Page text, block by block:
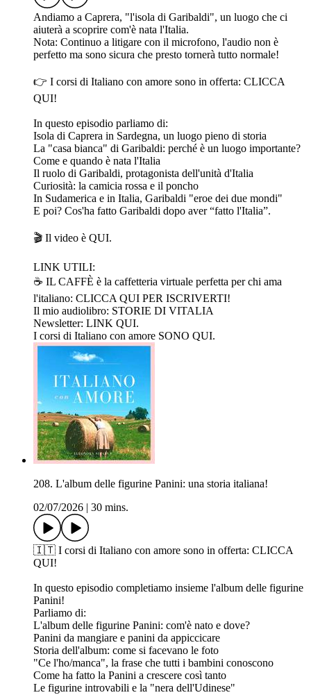
Andiamo a Caprera, "l'isola di Garibaldi", un luogo che ci
aiuterà a scoprire com'è nata l'Italia.
Nota: Continuo a litigare con il microfono, l'audio non è
perfetto ma sono sicura che presto tornerà tutto normale!
👉 I corsi di Italiano con amore sono in offerta: ⁠CLICCA
QUI!⁠
In questo episodio parliamo di:
Isola di Caprera in Sardegna, un luogo pieno di storia
La "casa bianca" di Garibaldi: perché è un luogo importante?
Come e quando è nata l'Italia
Il ruolo di Garibaldi, protagonista dell'unità d'Italia
Curiosità: la camicia rossa e il poncho
In Sudamerica e in Italia, Garibaldi "eroe dei due mondi"
E poi? Cos'ha fatto Garibaldi dopo aver “fatto l'Italia”.
🎬 Il video è⁠ ⁠⁠⁠⁠⁠⁠⁠⁠QUI.⁠⁠ ⁠
LINK UTILI:
☕️ IL CAFFÈ è la caffetteria virtuale perfetta per chi ama
l'italiano: ⁠⁠⁠⁠⁠⁠⁠⁠⁠⁠⁠⁠⁠⁠⁠⁠⁠⁠⁠⁠⁠⁠⁠⁠⁠⁠⁠⁠⁠⁠⁠⁠⁠⁠⁠CLICCA QUI PER ISCRIVERTI!⁠⁠⁠⁠⁠⁠⁠⁠⁠⁠⁠⁠⁠⁠⁠⁠⁠⁠
Il mio audiolibro: ⁠⁠⁠⁠⁠⁠⁠⁠⁠⁠⁠⁠⁠⁠⁠⁠⁠⁠⁠⁠⁠⁠⁠⁠⁠⁠⁠⁠⁠⁠⁠⁠⁠⁠⁠⁠STORIE DI VITALIA⁠⁠⁠⁠⁠⁠⁠⁠⁠⁠⁠⁠⁠⁠⁠⁠⁠⁠⁠⁠⁠⁠⁠⁠⁠⁠⁠⁠⁠⁠⁠⁠⁠⁠⁠⁠⁠⁠⁠⁠⁠⁠⁠⁠⁠⁠⁠⁠⁠⁠⁠⁠⁠⁠⁠⁠⁠⁠⁠⁠⁠⁠⁠⁠⁠⁠⁠⁠⁠⁠⁠⁠⁠⁠⁠⁠⁠⁠⁠⁠⁠⁠⁠⁠⁠⁠⁠⁠⁠⁠⁠⁠⁠⁠⁠⁠⁠⁠⁠⁠⁠⁠⁠⁠⁠⁠⁠⁠⁠⁠⁠⁠⁠⁠⁠⁠⁠⁠⁠⁠⁠⁠⁠⁠⁠⁠⁠⁠⁠⁠⁠⁠⁠⁠⁠⁠⁠⁠⁠⁠⁠⁠⁠⁠⁠⁠⁠⁠⁠⁠⁠⁠⁠⁠⁠⁠⁠⁠⁠⁠⁠⁠⁠⁠⁠⁠⁠⁠⁠⁠⁠⁠⁠⁠⁠⁠⁠⁠⁠⁠⁠⁠⁠⁠⁠⁠⁠⁠⁠⁠⁠⁠⁠⁠⁠⁠⁠⁠⁠⁠⁠⁠⁠⁠⁠⁠⁠⁠
Newsletter: ⁠⁠⁠⁠⁠⁠⁠⁠⁠⁠⁠⁠⁠⁠⁠⁠⁠⁠⁠⁠⁠⁠⁠⁠⁠⁠⁠⁠⁠⁠⁠⁠⁠⁠⁠⁠⁠⁠⁠⁠⁠⁠⁠⁠⁠⁠⁠⁠⁠⁠⁠⁠⁠⁠⁠⁠⁠⁠⁠⁠⁠⁠⁠⁠⁠⁠⁠⁠⁠⁠⁠⁠⁠⁠⁠⁠⁠⁠⁠⁠⁠⁠⁠⁠⁠⁠⁠⁠⁠⁠⁠⁠⁠⁠⁠⁠⁠⁠⁠⁠⁠⁠⁠⁠⁠⁠⁠⁠⁠⁠⁠⁠⁠⁠⁠⁠⁠⁠⁠⁠⁠⁠⁠⁠⁠⁠⁠⁠⁠⁠⁠⁠⁠⁠⁠⁠⁠⁠⁠⁠⁠⁠⁠⁠⁠⁠⁠⁠⁠⁠⁠⁠⁠⁠⁠⁠⁠⁠⁠⁠⁠⁠⁠⁠⁠⁠⁠⁠⁠⁠⁠⁠⁠⁠⁠⁠⁠⁠⁠⁠⁠⁠LINK QUI.⁠⁠⁠⁠⁠⁠⁠⁠⁠⁠⁠⁠⁠⁠⁠⁠⁠⁠⁠⁠⁠⁠⁠⁠⁠⁠⁠⁠⁠⁠⁠⁠
I corsi di Italiano con amore ⁠⁠⁠⁠⁠⁠⁠⁠⁠⁠⁠⁠⁠⁠⁠⁠⁠⁠⁠⁠⁠⁠⁠⁠⁠⁠⁠⁠⁠⁠⁠⁠⁠⁠⁠⁠⁠⁠⁠⁠⁠⁠⁠⁠⁠⁠⁠⁠⁠⁠⁠⁠⁠⁠⁠⁠⁠⁠⁠⁠⁠⁠⁠⁠⁠⁠⁠⁠⁠⁠⁠⁠⁠⁠⁠⁠⁠⁠⁠⁠⁠⁠⁠⁠⁠⁠⁠⁠⁠⁠⁠⁠⁠⁠⁠⁠⁠⁠⁠⁠⁠⁠⁠⁠⁠⁠⁠⁠⁠⁠⁠⁠⁠⁠⁠⁠⁠⁠⁠⁠⁠⁠⁠⁠⁠⁠⁠⁠⁠⁠⁠⁠⁠⁠⁠⁠⁠⁠⁠⁠⁠⁠⁠⁠⁠⁠⁠⁠⁠⁠⁠⁠⁠⁠⁠⁠⁠⁠⁠⁠⁠⁠⁠⁠⁠⁠⁠⁠⁠⁠⁠⁠⁠⁠⁠⁠⁠⁠⁠⁠⁠⁠⁠⁠⁠⁠⁠⁠⁠⁠⁠⁠⁠⁠⁠⁠⁠SONO QUI⁠⁠⁠⁠⁠⁠⁠⁠⁠⁠⁠⁠⁠⁠⁠⁠⁠⁠⁠⁠⁠.
208. L'album delle figurine Panini: una storia italiana!
02/07/2026
30 mins.
🇮🇹 I corsi di Italiano con amore sono in offerta: CLICCA
QUI!
In questo episodio completiamo insieme l'album delle figurine
Panini!
Parliamo di:
L'album delle figurine Panini: com'è nato e dove?
Panini da mangiare e panini da appiccicare
Storia dell'album: come si facevano le foto
"Ce l'ho/manca", la frase che tutti i bambini conoscono
Come ha fatto la Panini a crescere così tanto
Le figurine introvabili e la "nera dell'Udinese"